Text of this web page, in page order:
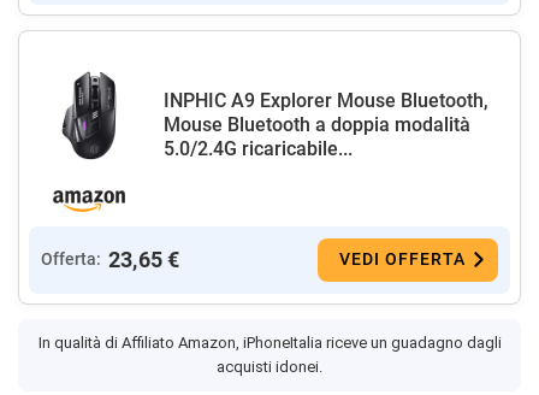
INPHIC A9 Explorer Mouse Bluetooth,
Mouse Bluetooth a doppia modalità
5.0/2.4G ricaricabile...
Offerta: 23,65 € VEDI OFFERTA
In qualità di Affiliato Amazon, iPhoneItalia riceve un guadagno dagli
acquisti idonei.